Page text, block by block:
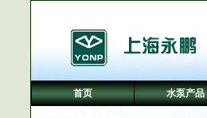
首页 水泵产品